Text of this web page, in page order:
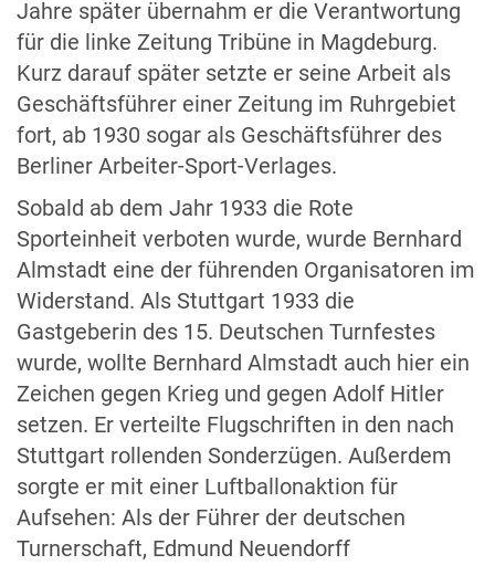
Jahre später übernahm er die Verantwortung
für die linke Zeitung Tribüne in Magdeburg.
Kurz darauf später setzte er seine Arbeit als
Geschäftsführer einer Zeitung im Ruhrgebiet
fort, ab 1930 sogar als Geschäftsführer des
Berliner Arbeiter-Sport-Verlages.
Sobald ab dem Jahr 1933 die Rote
Sporteinheit verboten wurde, wurde Bernhard
Almstadt eine der führenden Organisatoren im
Widerstand. Als Stuttgart 1933 die
Gastgeberin des 15. Deutschen Turnfestes
wurde, wollte Bernhard Almstadt auch hier ein
Zeichen gegen Krieg und gegen Adolf Hitler
setzen. Er verteilte Flugschriften in den nach
Stuttgart rollenden Sonderzügen. Außerdem
sorgte er mit einer Luftballonaktion für
Aufsehen: Als der Führer der deutschen
Turnerschaft, Edmund Neuendorff